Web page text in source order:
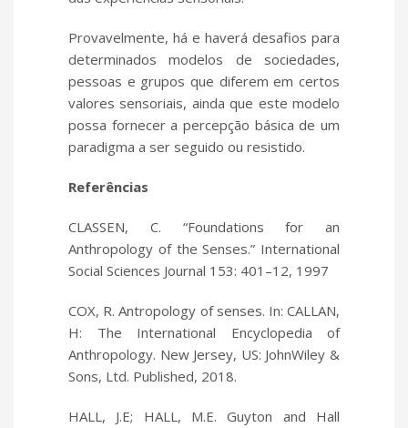
Provavelmente, há e haverá desafios para
determinados modelos de sociedades,
pessoas e grupos que diferem em certos
valores sensoriais, ainda que este modelo
possa fornecer a percepção básica de um
paradigma a ser seguido ou resistido.
Referências
CLASSEN, C. “Foundations for an
Anthropology of the Senses.” International
Social Sciences Journal 153: 401–12, 1997
COX, R. Antropology of senses. In: CALLAN,
H: The International Encyclopedia of
Anthropology. New Jersey, US: JohnWiley &
Sons, Ltd. Published, 2018.
HALL, J.E; HALL, M.E. Guyton and Hall